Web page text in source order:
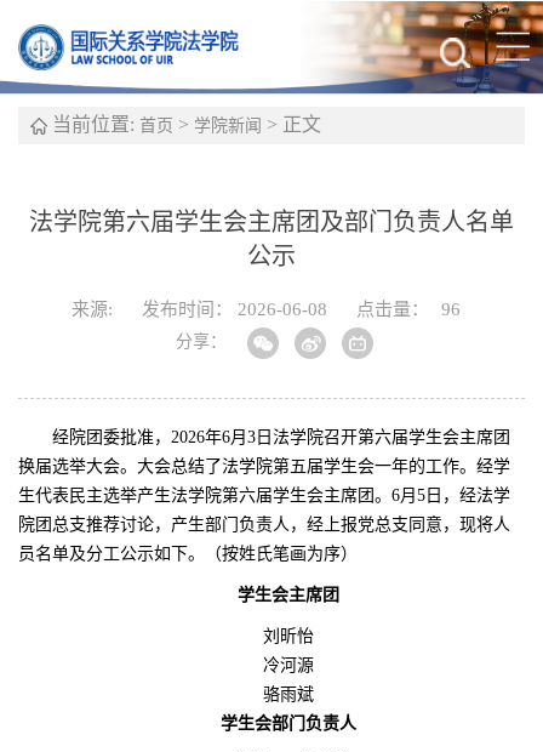
当前位置: 首页 > 学院新闻 > 正文
法学院第六届学生会主席团及部门负责人名单
公示
来源: 发布时间： 2026-06-08 点击量： 96
分享：
经院团委批准，2026年6月3日法学院召开第六届学生会主席团
换届选举大会。大会总结了法学院第五届学生会一年的工作。经学
生代表民主选举产生法学院第六届学生会主席团。6月5日，经法学
院团总支推荐讨论，产生部门负责人，经上报党总支同意，现将人
员名单及分工公示如下。（按姓氏笔画为序）
学生会主席团
刘昕怡
冷河源
骆雨斌
学生会部门负责人